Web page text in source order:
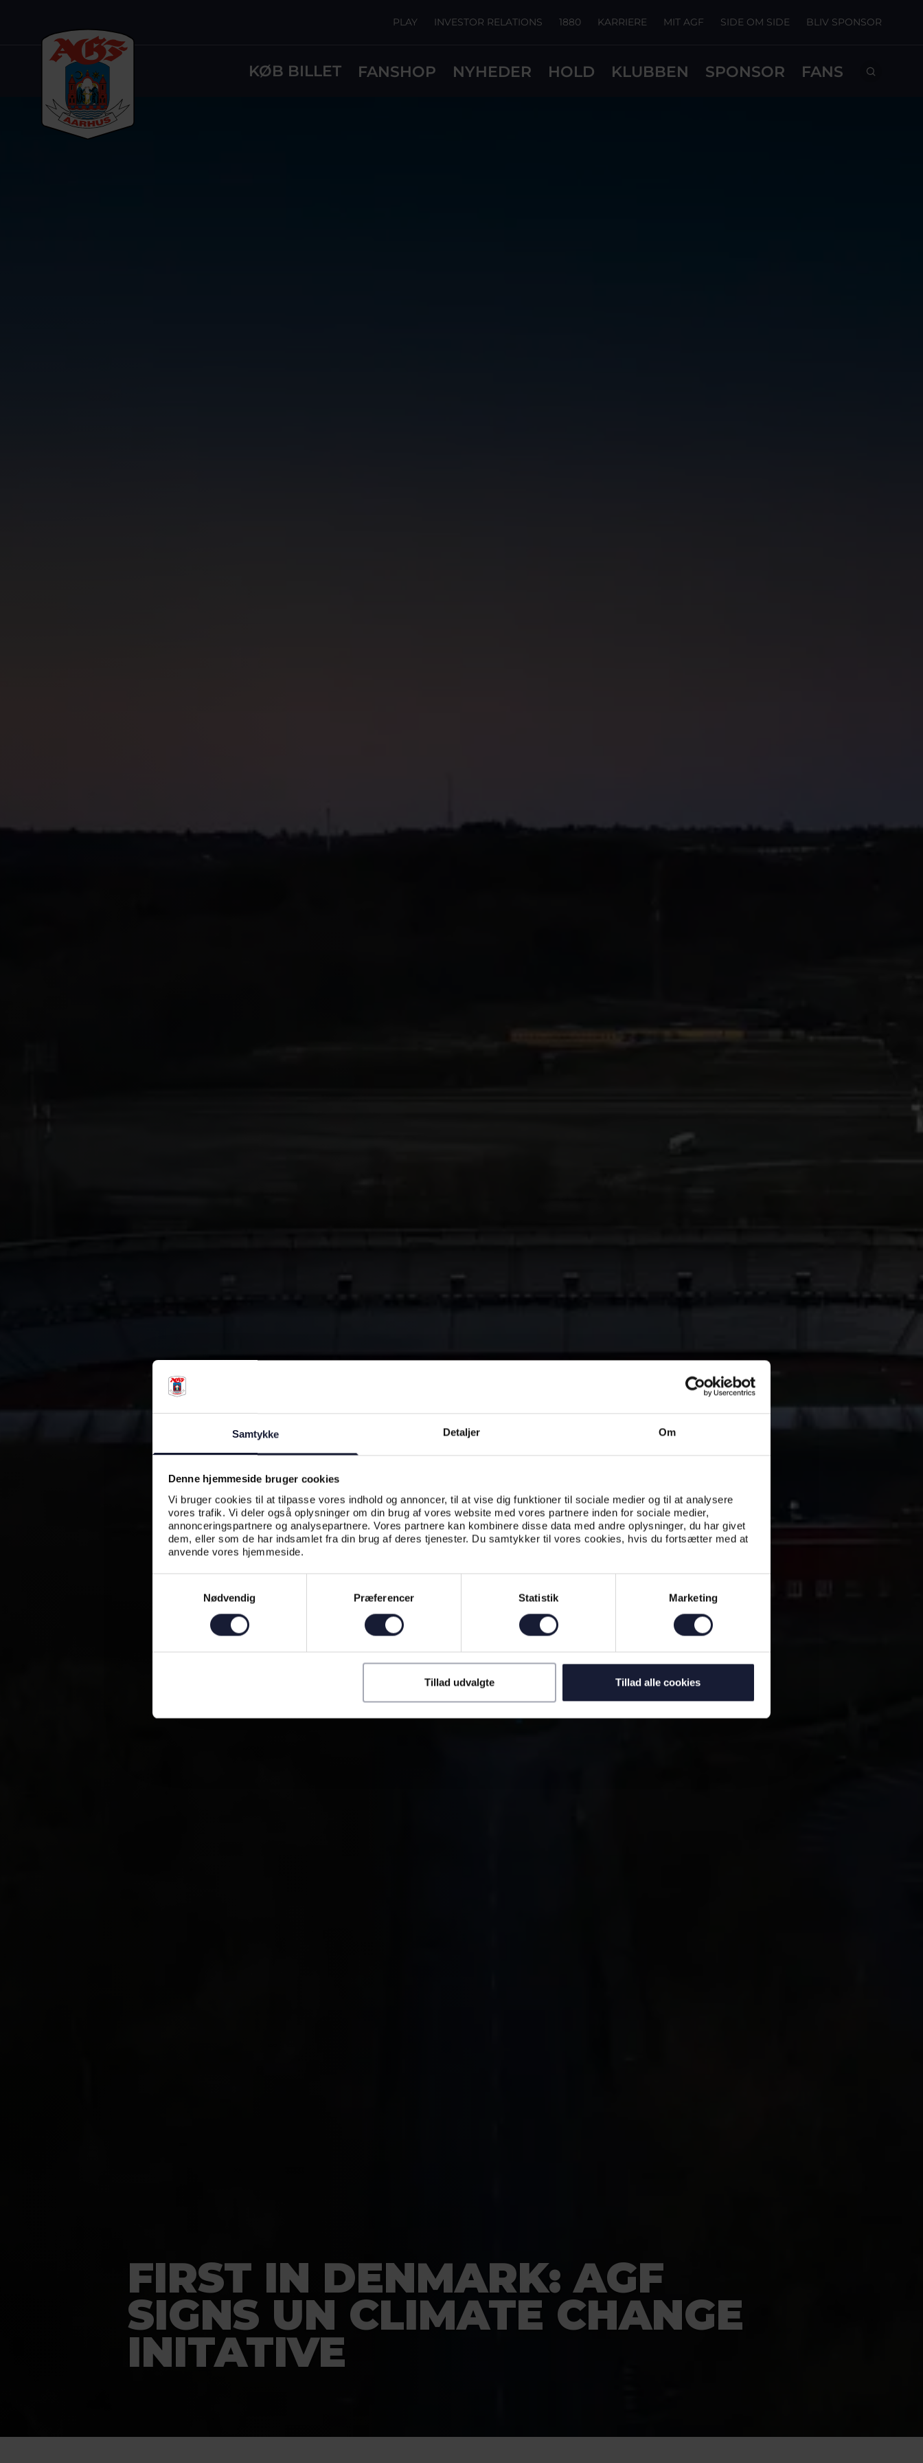
Samtykke Detaljer Om
Denne hjemmeside bruger cookies
Vi bruger cookies til at tilpasse vores indhold og annoncer, til at vise dig funktioner til sociale medier og til at analysere
vores trafik. Vi deler også oplysninger om din brug af vores website med vores partnere inden for sociale medier,
annonceringspartnere og analysepartnere. Vores partnere kan kombinere disse data med andre oplysninger, du har givet
dem, eller som de har indsamlet fra din brug af deres tjenester. Du samtykker til vores cookies, hvis du fortsætter med at
anvende vores hjemmeside.
Nødvendig
Præferencer Statistik Marketing
Tillad udvalgte Tillad alle cookies
KØB BILLET FANSHOP NYHEDER HOLD KLUBBEN SPONSOR FANS
PLAY INVESTOR RELATIONS 1880 KARRIERE MIT AGF SIDE OM SIDE BLIV SPONSOR
FIRST IN DENMARK: AGF
SIGNS UN CLIMATE CHANGE
INITATIVE